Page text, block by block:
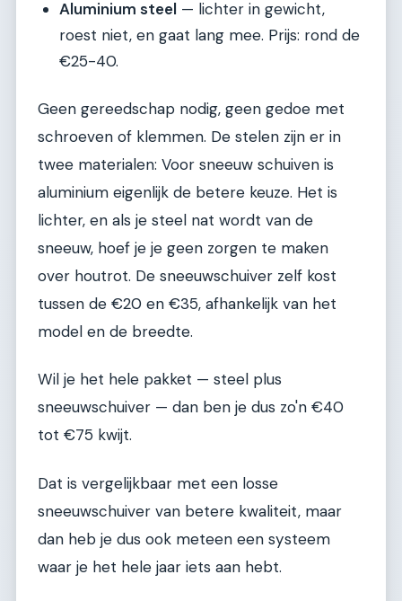
Aluminium steel — lichter in gewicht,
roest niet, en gaat lang mee. Prijs: rond de
€25-40.
Geen gereedschap nodig, geen gedoe met
schroeven of klemmen. De stelen zijn er in
twee materialen: Voor sneeuw schuiven is
aluminium eigenlijk de betere keuze. Het is
lichter, en als je steel nat wordt van de
sneeuw, hoef je je geen zorgen te maken
over houtrot. De sneeuwschuiver zelf kost
tussen de €20 en €35, afhankelijk van het
model en de breedte.
Wil je het hele pakket — steel plus
sneeuwschuiver — dan ben je dus zo'n €40
tot €75 kwijt.
Dat is vergelijkbaar met een losse
sneeuwschuiver van betere kwaliteit, maar
dan heb je dus ook meteen een systeem
waar je het hele jaar iets aan hebt.